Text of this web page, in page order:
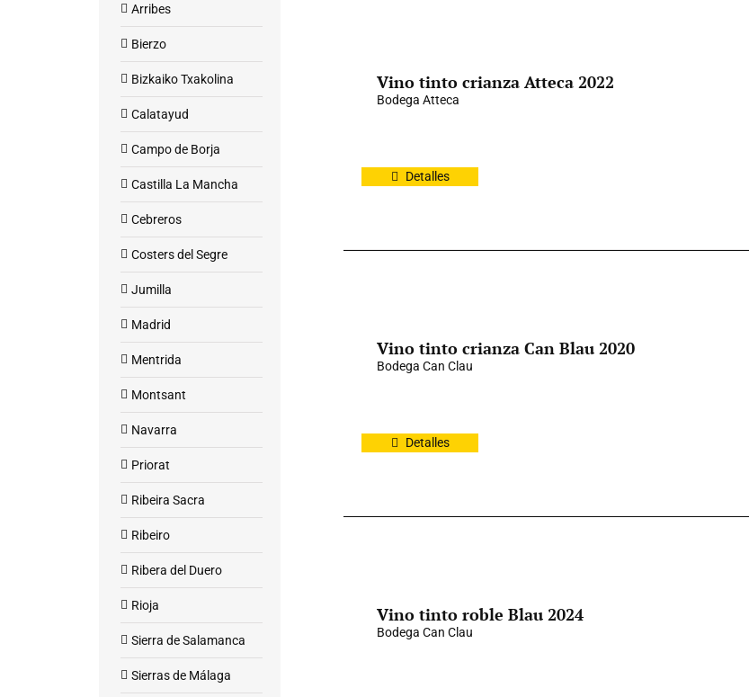
Vino tinto crianza Atteca 2022
Bodega Atteca
Detalles
Vino tinto crianza Can Blau 2020
Bodega Can Clau
Detalles
Vino tinto roble Blau 2024
Bodega Can Clau
Arribes
Bierzo
Bizkaiko Txakolina
Calatayud
Campo de Borja
Castilla La Mancha
Cebreros
Costers del Segre
Jumilla
Madrid
Mentrida
Montsant
Navarra
Priorat
Ribeira Sacra
Ribeiro
Ribera del Duero
Rioja
Sierra de Salamanca
Sierras de Málaga